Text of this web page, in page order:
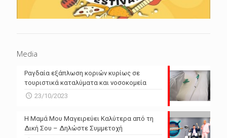
Media
Ραγδαία εξάπλωση κοριών κυρίως σε
τουριστικά καταλύματα και νοσοκομεία
23/10/2023
Η Μαμά Μου Μαγειρεύει Καλύτερα από τη
Δική Σου – Δηλώστε Συμμετοχή